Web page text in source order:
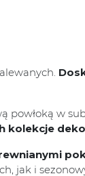
powłoką w
kolekcje
jak i